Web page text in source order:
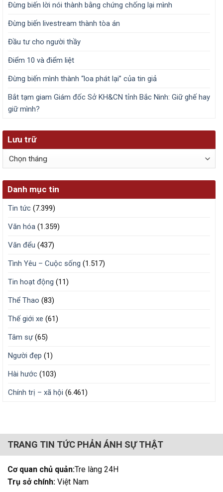
Đừng biến lời nói thành bằng chứng chống lại mình
Đừng biến livestream thành tòa án
Đầu tư cho người thầy
Điểm 10 và điểm liệt
Đừng biến mình thành “loa phát lại” của tin giả
Bắt tạm giam Giám đốc Sở KH&CN tỉnh Bắc Ninh: Giữ ghế hay
giữ mình?
Lưu trữ
Lưu
Danh mục tin
Tin tức (7.399)
Văn hóa (1.359)
Văn đểu (437)
Tình Yêu – Cuộc sống (1.517)
Tin hoạt động (11)
Thể Thao (83)
Thế giới xe (61)
Tâm sự(65)
Người đẹp (1)
Hài hước (103)
Chính trị – xã hội (6.461)
TRANG TIN TỨC PHẢN ÁNH SỰ THẬT
Cơ quan chủ quản:Tre làng 24H
Trụ sở chính: Việt Nam